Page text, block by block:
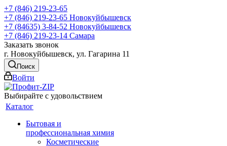
+7 (846) 219-23-65
+7 (846) 219-23-65 Новокуйбышевск
+7 (84635) 3-84-52 Новокуйбышевск
+7 (846) 219-23-14 Самара
Заказать звонок
г. Новокуйбышевск, ул. Гагарина 11
Поиск
Войти
Выбирайте с удовольствием
Каталог
Бытовая и
профессиональная химия
Косметические